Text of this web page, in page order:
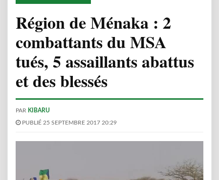
Région de Ménaka : 2
combattants du MSA
tués, 5 assaillants abattus
et des blessés
PAR KIBARU
PUBLIÉ 25 SEPTEMBRE 2017 20:29